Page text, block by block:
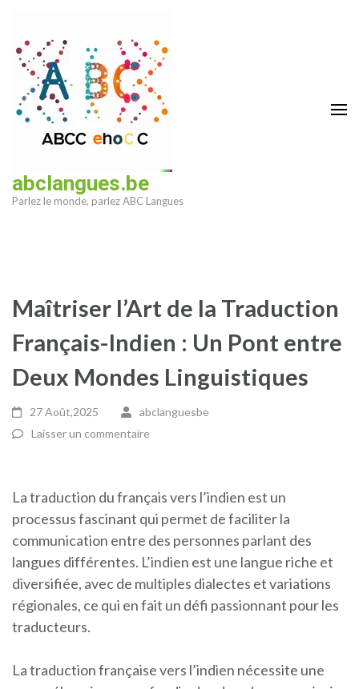
contenu
(Pressez
Entrée)
abclangues.be
Parlez le monde, parlez ABC Langues
Maîtriser l’Art de la Traduction
Français-Indien : Un Pont entre
Deux Mondes Linguistiques
27 Août,2025
abclanguesbe
Laisser un commentaire
La traduction du français vers l’indien est un
processus fascinant qui permet de faciliter la
communication entre des personnes parlant des
langues différentes. L’indien est une langue riche et
diversifiée, avec de multiples dialectes et variations
régionales, ce qui en fait un défi passionnant pour les
traducteurs.
La traduction française vers l’indien nécessite une